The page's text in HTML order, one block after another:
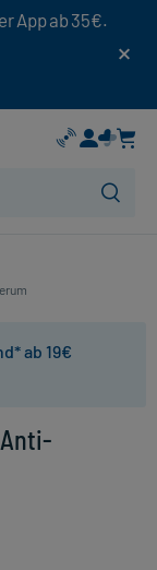
App ab 35€.
ab 19€